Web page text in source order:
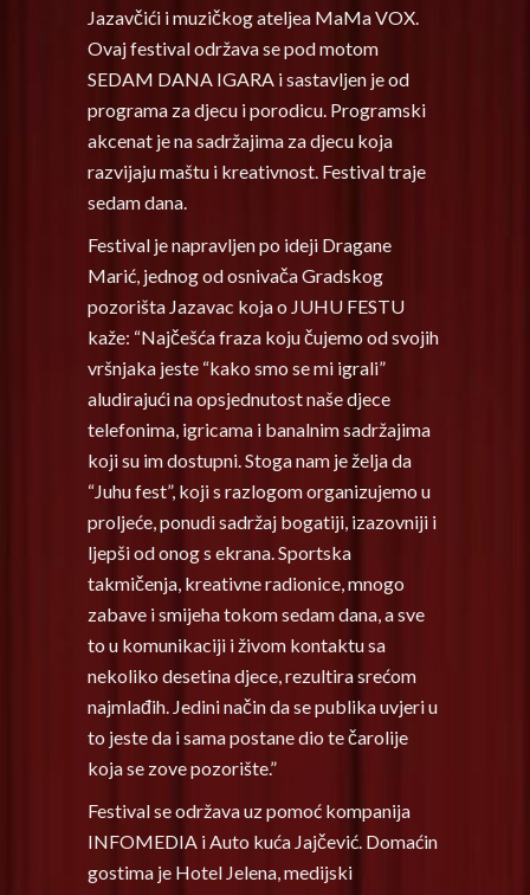
Jazavčići i muzičkog ateljea MaMa VOX.
Ovaj festival održava se pod motom
SEDAM DANA IGARA i sastavljen je od
programa za djecu i porodicu. Programski
akcenat je na sadržajima za djecu koja
razvijaju maštu i kreativnost. Festival traje
sedam dana.
Festival je napravljen po ideji Dragane
Marić, jednog od osnivača Gradskog
pozorišta Jazavac koja o JUHU FESTU
kaže: “Najčešća fraza koju čujemo od svojih
vršnjaka jeste “kako smo se mi igrali”
aludirajući na opsjednutost naše djece
telefonima, igricama i banalnim sadržajima
koji su im dostupni. Stoga nam je želja da
“Juhu fest”, koji s razlogom organizujemo u
proljeće, ponudi sadržaj bogatiji, izazovniji i
ljepši od onog s ekrana. Sportska
takmičenja, kreativne radionice, mnogo
zabave i smijeha tokom sedam dana, a sve
to u komunikaciji i živom kontaktu sa
nekoliko desetina djece, rezultira srećom
najmlađih. Jedini način da se publika uvjeri u
to jeste da i sama postane dio te čarolije
koja se zove pozorište.”
Festival se održava uz pomoć kompanija
INFOMEDIA i Auto kuća Jajčević. Domaćin
gostima je Hotel Jelena, medijski